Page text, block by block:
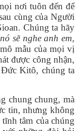
nơi tuôn đến để
cùng của Người
Chúng ta hãy
sẽ nghe anh em,
mẫu của mọi vị
được công nhận,
Đức Kitô, chúng ta
chung chung, mà
tin, nhưng không
tâm của chúng